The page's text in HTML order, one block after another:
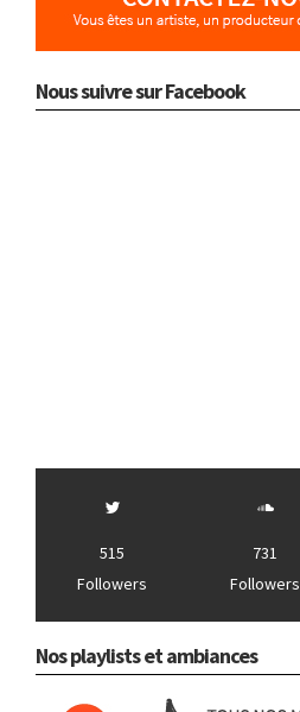
Nous suivre sur Facebook
515
Followers
731
Followers
Nos playlists et ambiances